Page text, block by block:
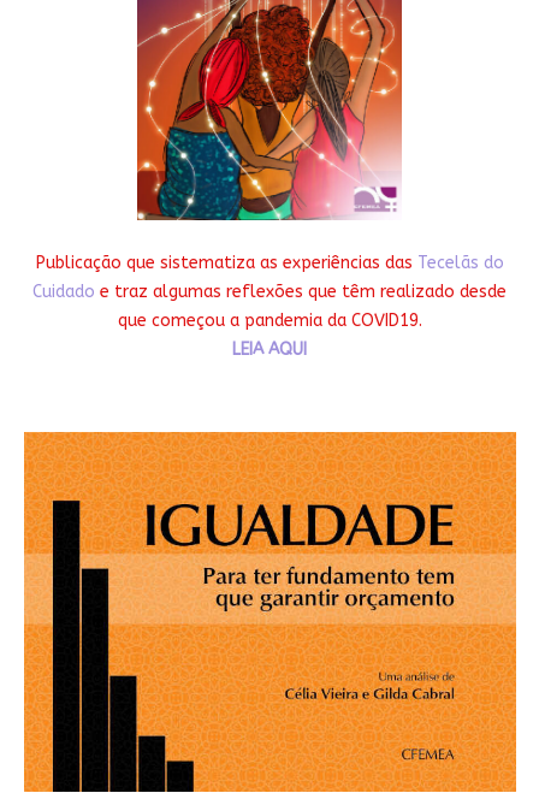
Publicação que sistematiza as experiências das Tecelãs do
Cuidado e traz algumas reflexões que têm realizado desde
que começou a pandemia da COVID19.
LEIA AQUI